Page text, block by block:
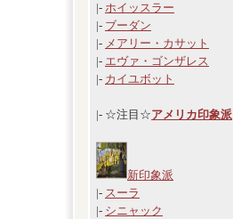
|- ホイッスラー
|- ブーダン
|- メアリー・カサット
|- エヴァ・ゴンザレス
|- カイユボット
|- ☆注目☆アメリカ印象派
新印象派
|- スーラ
|- シニャック